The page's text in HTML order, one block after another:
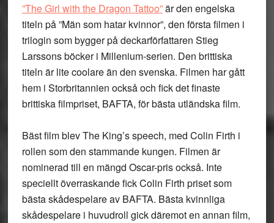
”The Girl with the Dragon Tattoo”är den engelska
titeln på ”Män som hatar kvinnor”, den första filmen i
trilogin som bygger på deckarförfattaren Stieg
Larssons böcker i Millenium-serien. Den brittiska
titeln är lite coolare än den svenska. Filmen har gått
hem i Storbritannien också och fick det finaste
brittiska filmpriset, BAFTA, för bästa utländska film.
Bäst film blev The King’s speech, med Colin Firth i
rollen som den stammande kungen. Filmen är
nominerad till en mängd Oscar-pris också. Inte
speciellt överraskande fick Colin Firth priset som
bästa skådespelare av BAFTA. Bästa kvinnliga
skådespelare i huvudroll gick däremot en annan film,